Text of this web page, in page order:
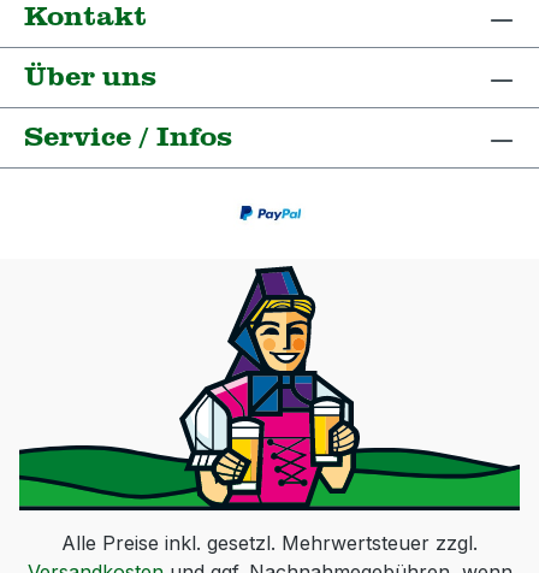
Kontakt
Über uns
Service / Infos
Alle Preise inkl. gesetzl. Mehrwertsteuer zzgl.